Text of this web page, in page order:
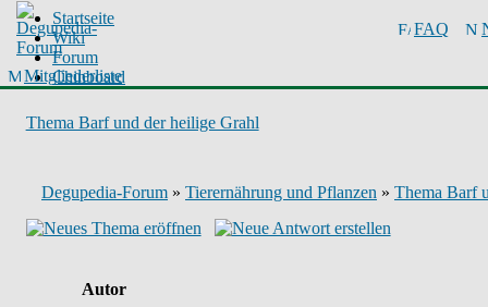
FAQ
Mitgliederliste
Startseite
Wiki
Forum
Chinboard
Thema Barf und der heilige Grahl
Degupedia-Forum » Tierernährung und Pflanzen » Thema Barf
Autor